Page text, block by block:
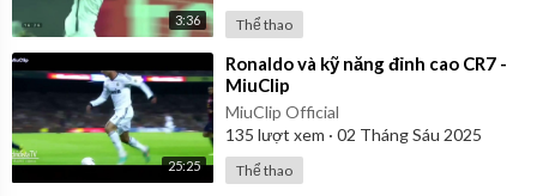
3:36 Thể thao
25:25
⁣Ronaldo và kỹ năng đỉnh cao CR7 -
MiuClip
MiuClip Official
135 lượt xem · 02 Tháng Sáu 2025
Thể thao